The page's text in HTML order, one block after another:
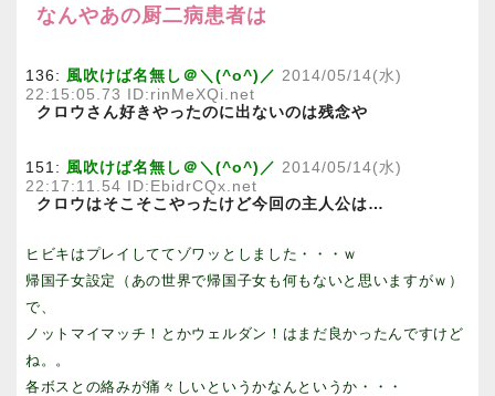
なんやあの厨二病患者は
136: 風吹けば名無し＠＼(^o^)／ 2014/05/14(水)
22:15:05.73 ID:rinMeXQi.net
クロウさん好きやったのに出ないのは残念や
151: 風吹けば名無し＠＼(^o^)／ 2014/05/14(水)
22:17:11.54 ID:EbidrCQx.net
クロウはそこそこやったけど今回の主人公は…
ヒビキはプレイしててゾワッとしました・・・ｗ
帰国子女設定（あの世界で帰国子女も何もないと思いますがｗ）
で、
ノットマイマッチ！とかウェルダン！はまだ良かったんですけど
ね。。
各ボスとの絡みが痛々しいというかなんというか・・・